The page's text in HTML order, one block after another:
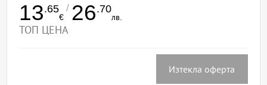
13.65
€
/ 26.70
лв.
ТОП ЦЕНА
Изтекла оферта